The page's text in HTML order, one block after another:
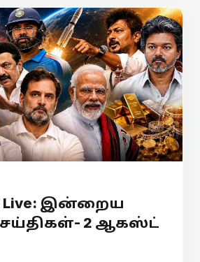
Live: இன்றைய
2 ஆகஸ்ட்